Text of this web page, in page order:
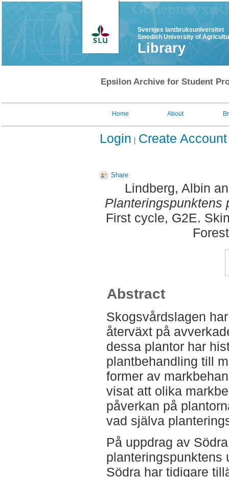
Sveriges lantbruksuniversitet
Swedish University of
Library
Epsilon Archive for Student
Home About
Login Create Account
Share
Lindberg, Albin
Planteringspunktens
First cycle, G2E.
Abstract
Skogsvårdslagen
återväxt på
dessa plantor har
plantbehandling till
former av
visat att olika
påverkan på
vad själva
På uppdrag av
planteringspunktens
Södra har tidigare